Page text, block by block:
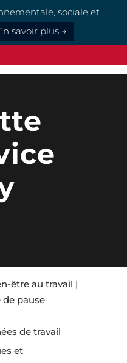
sociale et
savoir plus →
de travail
et